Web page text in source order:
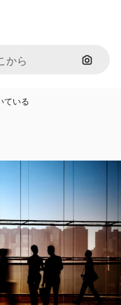
画像で
ている